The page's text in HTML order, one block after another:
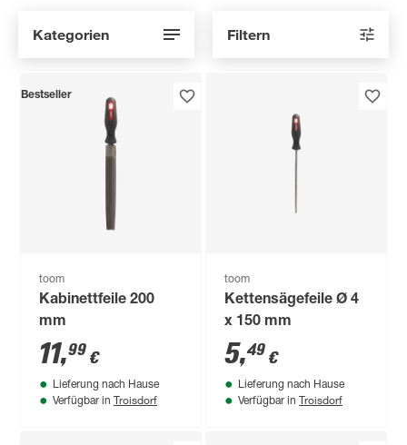
Kategorien Filtern
Bestseller
toom
Kabinettfeile 200
mm
11,99 €
Lieferung nach Hause
Verfügbar in Troisdorf
toom
Kettensägefeile Ø 4
x 150 mm
5,49 €
Lieferung nach Hause
Verfügbar in Troisdorf